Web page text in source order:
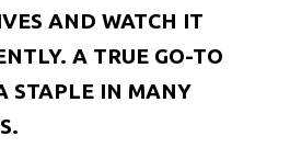
AND WATCH IT
A TRUE GO-TO
STAPLE IN MANY